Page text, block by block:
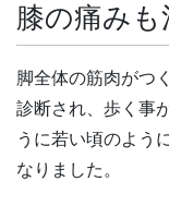
膝の痛みも
脚全体の筋肉がつ
診断され、歩く事
うに若い頃のよう
なりました。